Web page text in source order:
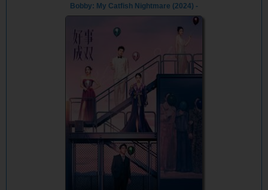
Bobby: My Catfish Nightmare (2024) -
Vietsub